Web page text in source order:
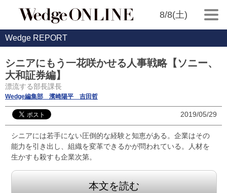
8/8(土)
Wedge REPORT
シニアにもう一花咲かせる人事戦略【ソニー、
大和証券編】
漂流する部長課長
Wedge編集部 濱崎陽平 吉田哲
2019/05/29
シニアには若手にない圧倒的な経験と知恵がある。企業はその
能力を引き出し、組織を変革できるかが問われている。人材を
生かすも殺すも企業次第。
本文を読む